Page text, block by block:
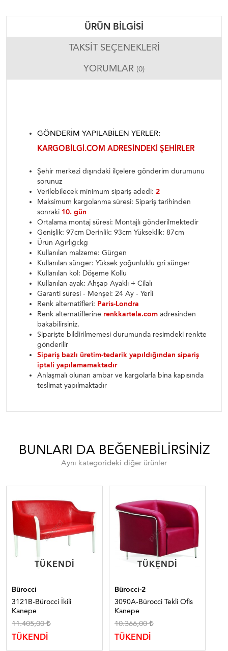
ÜRÜN BILGISI
TAKSIT SEÇENEKLERI
YORUMLAR (0)
GÖNDERIM YAPILABILEN YERLER:
KARGOBILGI.COM ADRESINDEKI ŞEHIRLER
Şehir merkezi dışındaki ilçelere gönderim durumunu
sorunuz
Verilebilecek minimum sipariş adedi: 2
Maksimum kargolanma süresi: Sipariş tarihinden
sonraki 10. gün
Ortalama montaj süresi: Montajlı gönderilmektedir
Genişlik: 97cm Derinlik: 93cm Yükseklik: 87cm
Ürün Ağırlığı:kg
Kullanılan malzeme: Gürgen
Kullanılan sünger: Yüksek yoğunluklu gri sünger
Kullanılan kol: Döşeme Kollu
Kullanılan ayak: Ahşap Ayaklı + Cilalı
Garanti süresi - Menşei: 24 Ay - Yerli
Renk alternatifleri: Paris-Londra
Renk alternatiflerine renkkartela.com adresinden
bakabilirsiniz.
Siparişte bildirilmemesi durumunda resimdeki renkte
gönderilir
Sipariş bazlı üretim-tedarik yapıldığından sipariş
iptali yapılamamaktadır
Anlaşmalı olunan ambar ve kargolarla bina kapısında
teslimat yapılmaktadır
BUNLARI DA BEĞENEBILIRSINIZ
Aynı kategorideki diğer ürünler
TÜKENDI
TÜKENDI
Bürocci
3121B-Bürocci İkili
Kanepe
11.405,00
TÜKENDİ
TÜKENDI
TÜKENDI
Bürocci-2
3090A-Bürocci Tekli Ofis
Kanepe
10.366,00
TÜKENDİ